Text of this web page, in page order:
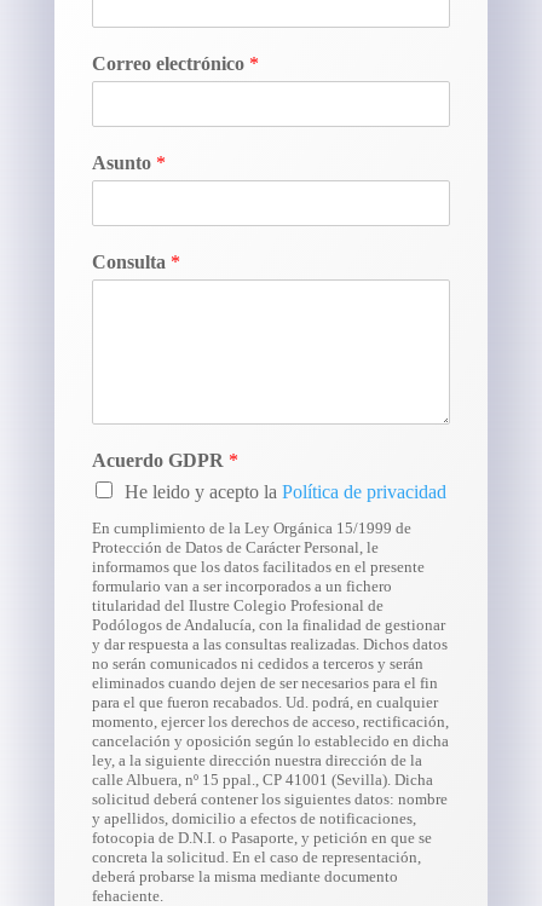
Correo electrónico *
Asunto *
Consulta *
Acuerdo GDPR *
He leido y acepto la Política de privacidad
En cumplimiento de la Ley Orgánica 15/1999 de
Protección de Datos de Carácter Personal, le
informamos que los datos facilitados en el presente
formulario van a ser incorporados a un fichero
titularidad del Ilustre Colegio Profesional de
Podólogos de Andalucía, con la finalidad de gestionar
y dar respuesta a las consultas realizadas. Dichos datos
no serán comunicados ni cedidos a terceros y serán
eliminados cuando dejen de ser necesarios para el fin
para el que fueron recabados. Ud. podrá, en cualquier
momento, ejercer los derechos de acceso, rectificación,
cancelación y oposición según lo establecido en dicha
ley, a la siguiente dirección nuestra dirección de la
calle Albuera, nº 15 ppal., CP 41001 (Sevilla). Dicha
solicitud deberá contener los siguientes datos: nombre
y apellidos, domicilio a efectos de notificaciones,
fotocopia de D.N.I. o Pasaporte, y petición en que se
concreta la solicitud. En el caso de representación,
deberá probarse la misma mediante documento
fehaciente.